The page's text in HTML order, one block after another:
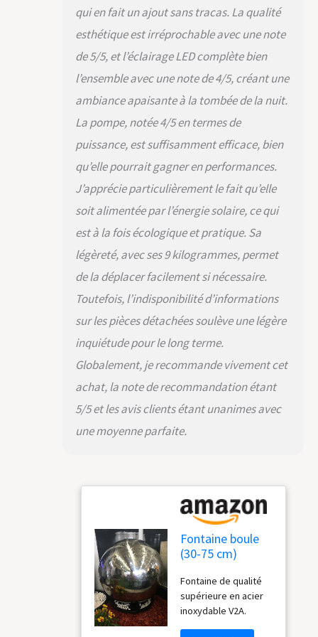
qui en fait un ajout sans tracas. La qualité
esthétique est irréprochable avec une note
de 5/5, et l’éclairage LED complète bien
l’ensemble avec une note de 4/5, créant une
ambiance apaisante à la tombée de la nuit.
La pompe, notée 4/5 en termes de
puissance, est suffisamment efficace, bien
qu’elle pourrait gagner en performances.
J’apprécie particulièrement le fait qu’elle
soit alimentée par l’énergie solaire, ce qui
est à la fois écologique et pratique. Sa
légèreté, avec ses 9 kilogrammes, permet
de la déplacer facilement si nécessaire.
Toutefois, l’indisponibilité d’informations
sur les pièces détachées soulève une légère
inquiétude pour le long terme.
Globalement, je recommande vivement cet
achat, la note de recommandation étant
5/5 et les avis clients étant unanimes avec
une moyenne parfaite.
Fontaine boule
(30-75 cm)
inoxydable, avec
éclairage LED.
Durchmesser =
60 cm
Fontaine de qualité
supérieure en acier
inoxydable V2A.